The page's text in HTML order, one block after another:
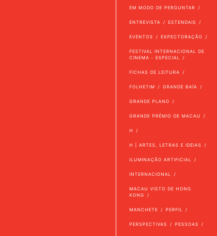
EM MODO DE PERGUNTAR
ENTREVISTA ESTENDAIS
EVENTOS EXPECTORAÇÃO
FESTIVAL INTERNACIONAL DE
CINEMA - ESPECIAL
FICHAS DE LEITURA
FOLHETIM GRANDE BAÍA
GRANDE PLANO
GRANDE PRÉMIO DE MACAU
H
H | ARTES, LETRAS E IDEIAS
ILUMINAÇÃO ARTIFICIAL
INTERNACIONAL
MACAU VISTO DE HONG
KONG
MANCHETE PERFIL
PERSPECTIVAS PESSOAS